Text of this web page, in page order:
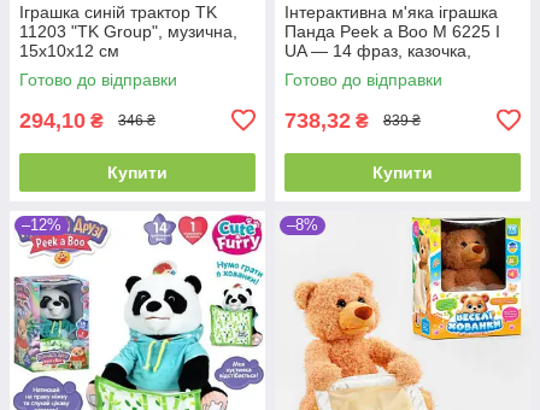
Іграшка синій трактор TK
11203 "TK Group", музична,
15х10х12 см
Готово до відправки
294,10 ₴ 346 ₴
Купити
Інтерактивна м'яка іграшка
Панда Peek a Boo M 6225 I
UA — 14 фраз, казочка,
рухається і грає в хованки
Готово до відправки
738,32 ₴ 839 ₴
Купити
–12% –8%